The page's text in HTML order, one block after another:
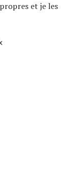
et je les